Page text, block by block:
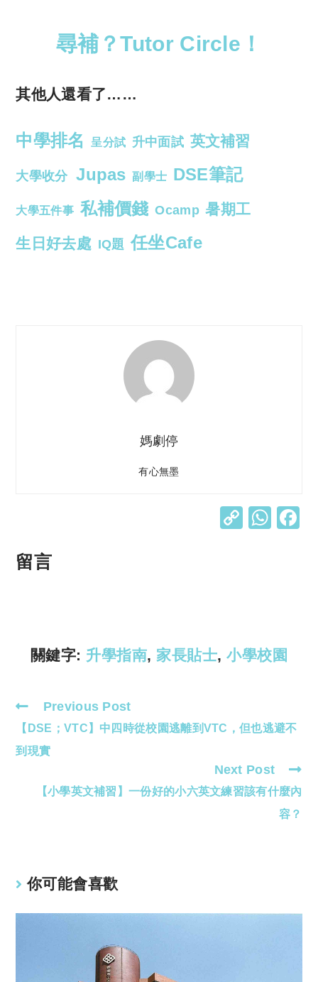
尋補？Tutor Circle！
其他人還看了……
中學排名 呈分試 升中面試 英文補習
大學收分 Jupas 副學士 DSE筆記
大學五件事 私補價錢 Ocamp 暑期工
生日好去處 IQ題 任坐Cafe
媽劇停
有心無墨
C
k
W
p
留言
關鍵字: 升學指南, 家長貼士, 小學校園
Read
more
articles
Previous Post
【DSE；VTC】中四時從校園逃離到VTC，但也逃避不
到現實
Next Post
【小學英文補習】一份好的小六英文練習該有什麼內
容？
你可能會喜歡